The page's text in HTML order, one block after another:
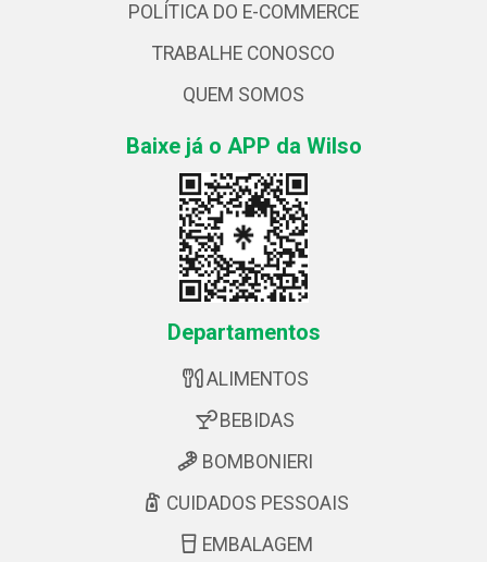
POLÍTICA DO E-COMMERCE
TRABALHE CONOSCO
QUEM SOMOS
Baixe já o APP da Wilso
Departamentos
ALIMENTOS
BEBIDAS
BOMBONIERI
CUIDADOS PESSOAIS
EMBALAGEM